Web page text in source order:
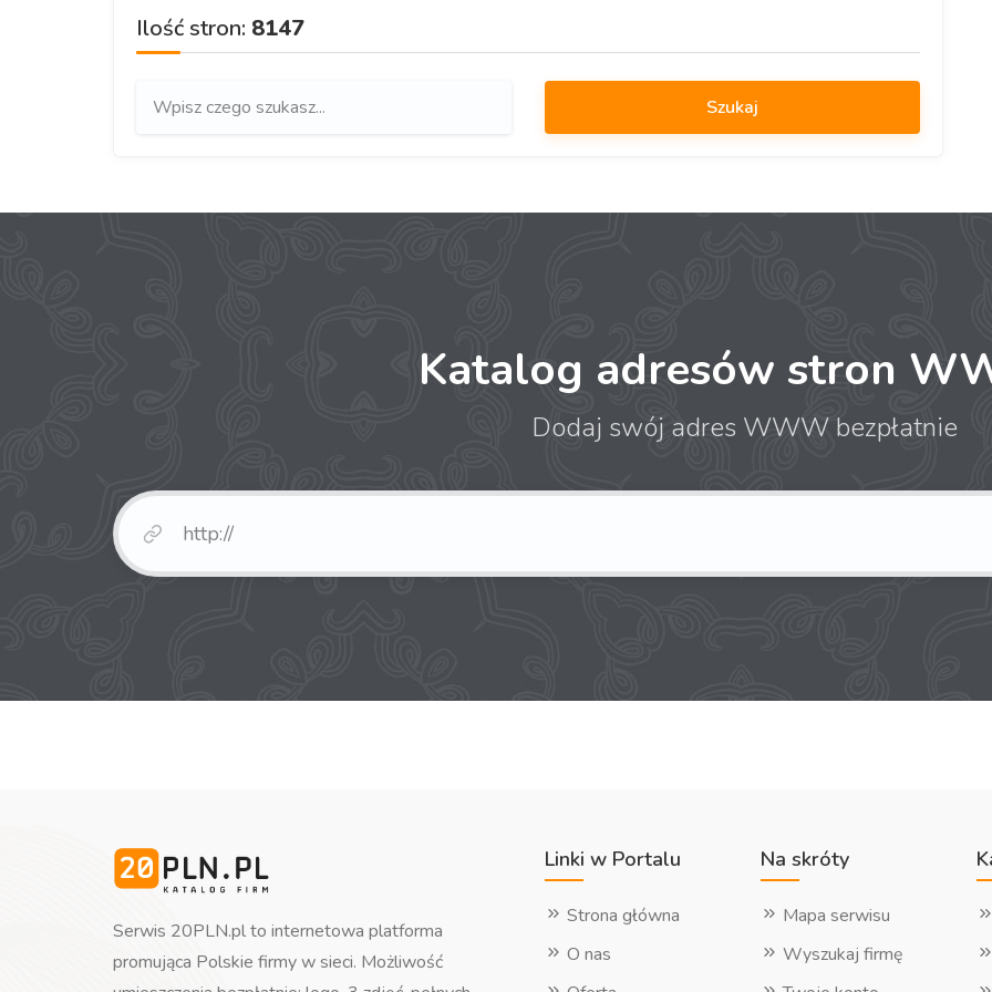
Ilość stron: 8147
Katalog adresów stron
Dodaj swój adres WWW bezpłatnie
Serwis 20PLN.pl to internetowa platforma
promująca Polskie firmy w sieci. Możliwość
Linki w Portalu
Strona główna
O nas
Na skróty
Mapa serwisu
Wyszukaj firmę